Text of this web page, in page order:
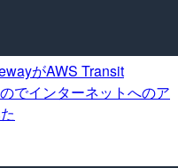
がAWS Transit
でインターネットへのア